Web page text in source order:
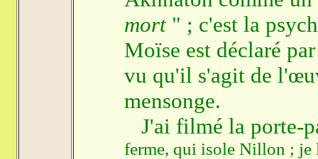
mort" ; c'est la
Moïse est déclaré
vu qu'il s'agit de
mensonge.
J'ai filmé la porte-
ferme, qui isole Nillon ; je